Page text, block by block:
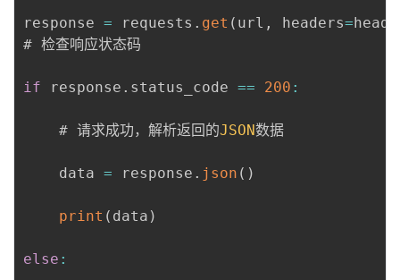
response = requests . get ( url , headers=
# 检查响应状态码
if response . status_code == 200 :
    # 请求成功，解析返回的
JSON数据
    data
= response . json ( )
print ( data )
else :